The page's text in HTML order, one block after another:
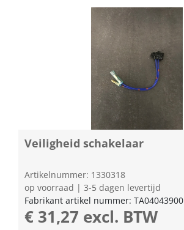
Veiligheid schakelaar
Artikelnummer: 1330318
op voorraad | 3-5 dagen levertijd
Fabrikant artikel nummer: TA04043900
€ 31,27 excl. BTW